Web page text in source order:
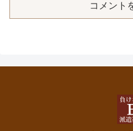
コメント